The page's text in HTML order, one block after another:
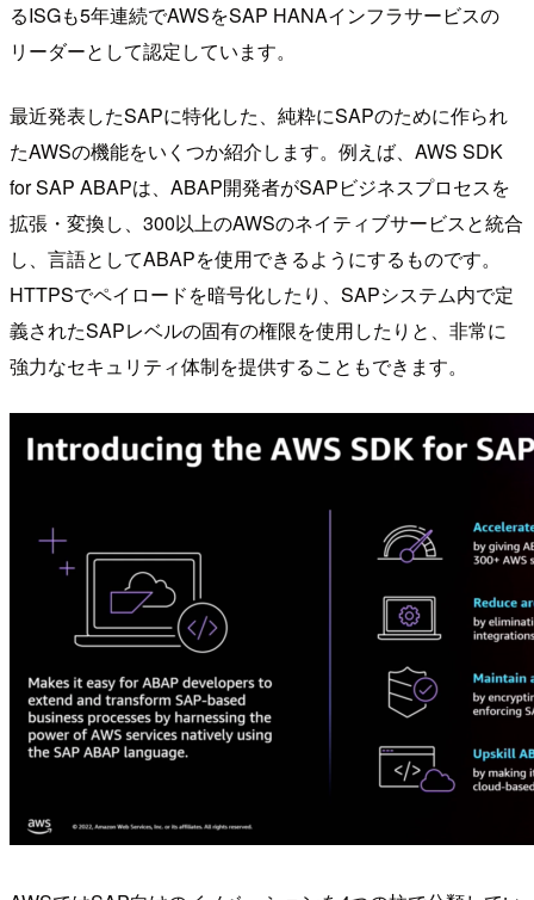
るISGも5年連続でAWSをSAP HANAインフラサービスの
リーダーとして認定しています。
最近発表したSAPに特化した、純粋にSAPのために作られ
たAWSの機能をいくつか紹介します。例えば、AWS SDK
for SAP ABAPは、ABAP開発者がSAPビジネスプロセスを
拡張・変換し、300以上のAWSのネイティブサービスと統合
し、言語としてABAPを使用できるようにするものです。
HTTPSでペイロードを暗号化したり、SAPシステム内で定
義されたSAPレベルの固有の権限を使用したりと、非常に
強力なセキュリティ体制を提供することもできます。